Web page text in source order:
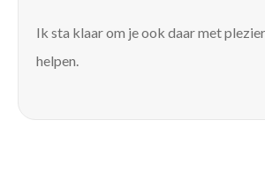
Ik sta klaar om je ook daar met
helpen.